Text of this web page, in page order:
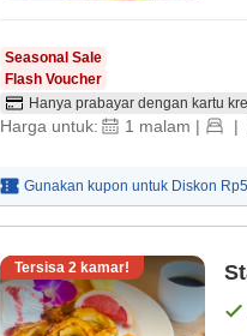
Seasonal Sale
Flash Voucher
Hanya prabayar dengan kartu
Harga untuk: 1 malam | |
Gunakan kupon untuk Diskon
Tersisa 2 kamar!